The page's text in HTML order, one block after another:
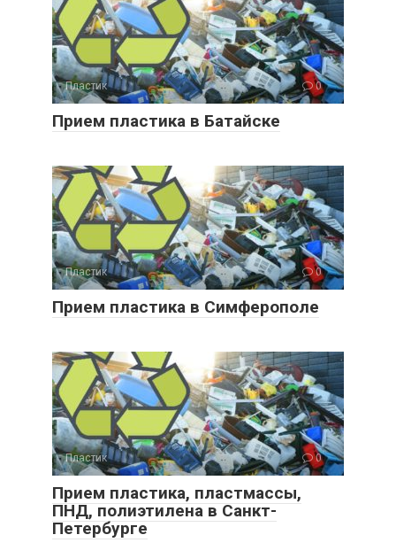
Пластик 0
Прием пластика в Батайске
Пластик 0
Прием пластика в Симферополе
Пластик 0
Прием пластика, пластмассы,
ПНД, полиэтилена в Санкт-
Петербурге